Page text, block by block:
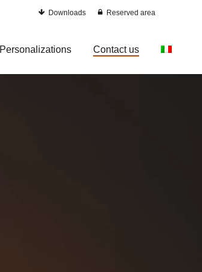
Downloads Reserved area
Personalizations Contact us